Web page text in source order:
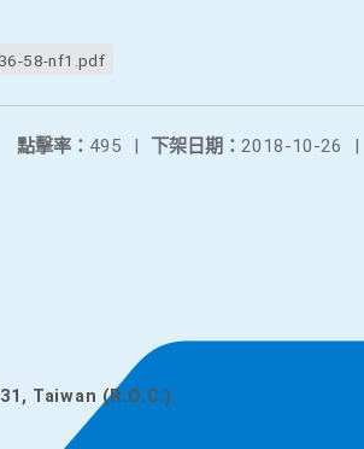
58-nf1.pdf
下架日期： 2018-10-26 |
點擊率： 495 |
Taiwan (R.O.C.)